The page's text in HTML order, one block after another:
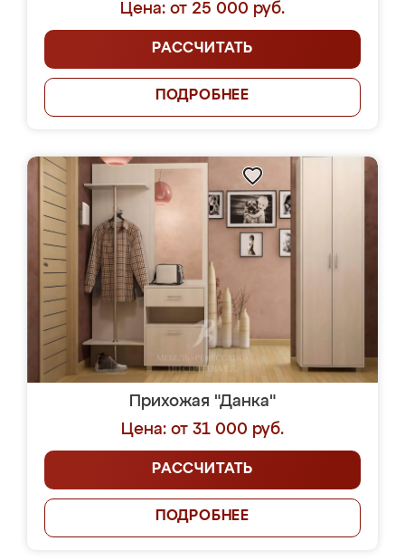
Цена: от 25 000 руб.
РАССЧИТАТЬ
ПОДРОБНЕЕ
Прихожая "Данка"
Цена: от 31 000 руб.
РАССЧИТАТЬ
ПОДРОБНЕЕ